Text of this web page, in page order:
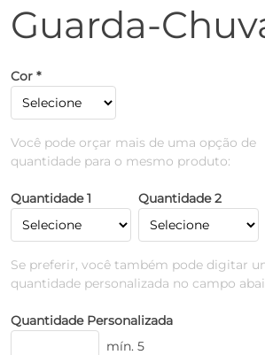
Guarda-
Cor *
Você pode orçar mais de uma opção de
quantidade para o mesmo produto:
Quantidade 1 Quantidade 2
Se preferir, você também pode digitar
quantidade personalizada no campo
Quantidade Personalizada
mín. 5